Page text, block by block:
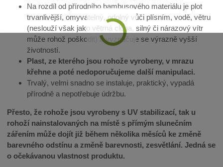
Na rozdíl od přírodního bambusového materiálu je plot
trvanlivější, omyvatelný, odolný vůči plísním, vodě, větru
(neslouží však jako větrná clona, silný či nárazový vítr
může rohož poškodit) a vyznačuje se výrazně vyšší
životností.
Plast, ze kterého jsou rohože vyrobeny, v mrazu
křehne a poté nedoporučujeme další manipulaci.
Trvalý, velmi snadno se instaluje, praktický, vypadá
přírodně a nepotřebuje údržbu.
Přesto, že rohože jsou vyrobeny s UV stabilizací, tak u
rohoží nainstalovaných na místě s přímým slunečním
zářením může dojít již během několika měsíců ke změně
barevného odstínu a změně barevnosti, zesvětlání. Jedná se
o očekávanou vlastnost produktu.